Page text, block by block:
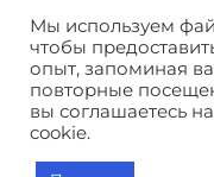
Политика
Соглашение
Мы используем
чтобы
опыт, запоминая
повторные
вы соглашаетесь
cookie.